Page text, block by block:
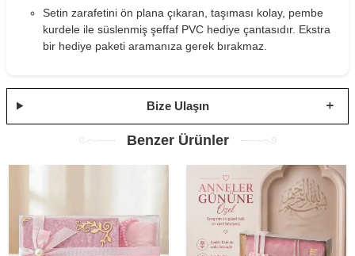
Setin zarafetini ön plana çıkaran, taşıması kolay, pembe
kurdele ile süslenmiş şeffaf PVC hediye çantasıdır. Ekstra
bir hediye paketi aramanıza gerek bırakmaz.
Bize Ulaşın
Benzer Ürünler